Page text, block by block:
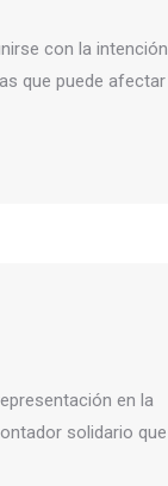
con la intención
que puede afectar
en la
solidario que